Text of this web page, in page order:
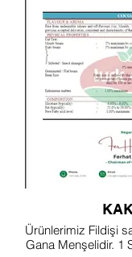
Ürünlerimiz Fildişi
Gana Menşelidir. 1